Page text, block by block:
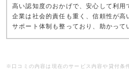
高い認知度のおかげで、安心して利用
企業は社会的責任も重く、信頼性が高
サポート体制も整っており、助かって
※口コミの内容は現在のサービス内容や貸付条